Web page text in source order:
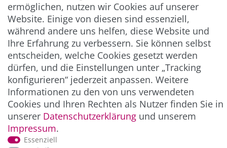
** Hierbei handelt es sich um ein Pflichtfeld.
ZAHLUNG & VERSAND
ermöglichen, nutzen wir Cookies auf unserer
Website. Einige von diesen sind essenziell,
während andere uns helfen, diese Website und
Ihre Erfahrung zu verbessern. Sie können selbst
entscheiden, welche Cookies gesetzt werden
dürfen, und die Einstellungen unter „Tracking
konfigurieren“ jederzeit anpassen. Weitere
Informationen zu den von uns verwendeten
Cookies und Ihren Rechten als Nutzer finden Sie in
unserer Daten­schutz­erklärung und unserem
Impressum.
Essenziell